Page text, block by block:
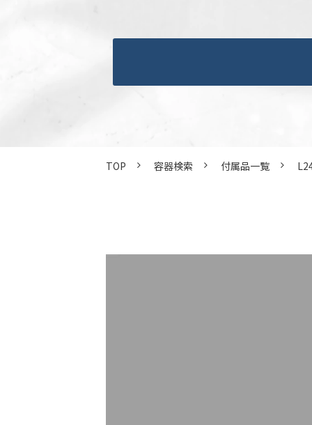
TOP 容器検索 付属品一覧